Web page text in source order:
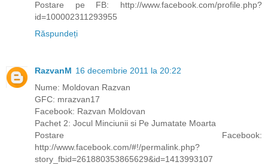
Postare pe FB: http://www.facebook.com/profile.php?
id=100002311293955
Răspundeți
RazvanM 16 decembrie 2011 la 20:22
Nume: Moldovan Razvan
GFC: mrazvan17
Facebook: Razvan Moldovan
Pachet 2: Jocul Minciunii si Pe Jumatate Moarta
Postare Facebook:
http://www.facebook.com/#!/permalink.php?
story_fbid=261880353865629&id=1413993107